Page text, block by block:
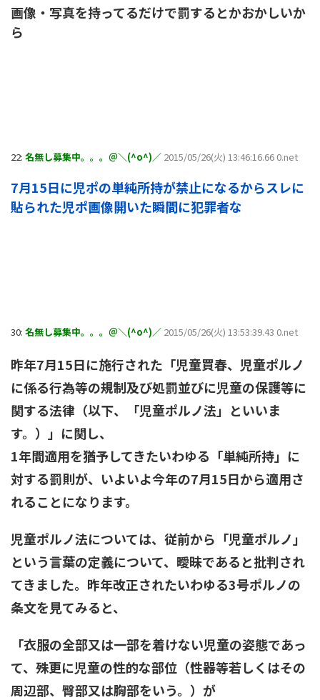
画像・写真を持ってるだけで罰するとかおかしいか
ら
22: 名無し募集中。。。＠＼(^o^)／ 2015/05/26(火) 13:46:16.66 0.net
7月15日に児ポの単純所持が禁止になるからスレに
貼られた児ポ画像開いた瞬間に犯罪者な
30: 名無し募集中。。。＠＼(^o^)／ 2015/05/26(火) 13:53:39.43 0.net
昨年7月15日に施行された「児童買春、児童ポルノ
に係る行為等の規制及び処罰並びに児童の保護等に
関する法律（以下、「児童ポルノ法」といいま
す。）」に関し、
1年間適用を猶予してきたいわゆる「単純所持」に
対する罰則が、いよいよ今年の7月15日から適用さ
れることになります。
児童ポルノ法については、従前から「児童ポルノ」
という言葉の定義について、曖昧であると批判され
てきました。昨年改正されたいわゆる3号ポルノの
条文を見てみると、
「衣服の全部又は一部を着けない児童の姿態であっ
て、殊更に児童の性的な部位（性器等若しくはその
周辺部、臀部又は胸部をいう。）が